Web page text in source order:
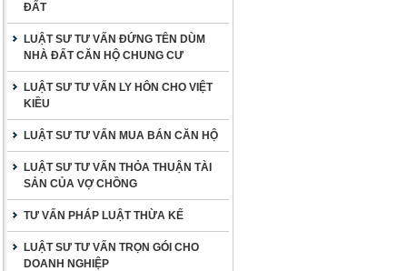
ĐẤT
LUẬT SƯ TƯ VẤN ĐỨNG TÊN DÙM
NHÀ ĐẤT CĂN HỘ CHUNG CƯ
LUẬT SƯ TƯ VẤN LY HÔN CHO VIỆT
KIỀU
LUẬT SƯ TƯ VẤN MUA BÁN CĂN HỘ
LUẬT SƯ TƯ VẤN THỎA THUẬN TÀI
SẢN CỦA VỢ CHỒNG
TƯ VẤN PHÁP LUẬT THỪA KẾ
LUẬT SƯ TƯ VẤN TRỌN GÓI CHO
DOANH NGHIỆP